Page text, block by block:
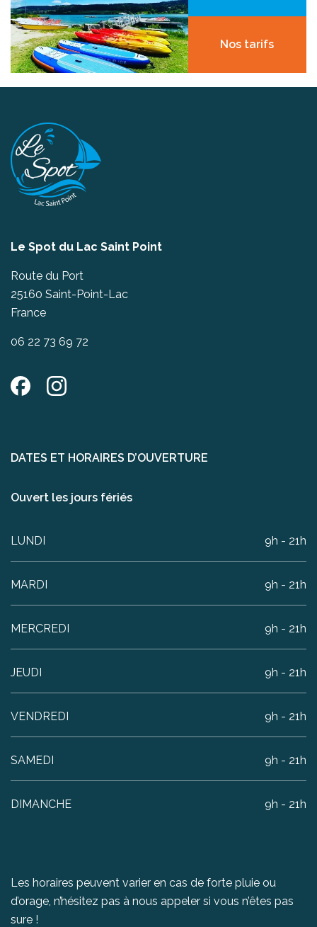
Nos tarifs
Le Spot du Lac Saint Point
Route du Port
25160 Saint-Point-Lac
France
06 22 73 69 72
DATES ET HORAIRES D’OUVERTURE
Ouvert les jours fériés
LUNDI 9h - 21h
MARDI 9h - 21h
MERCREDI 9h - 21h
JEUDI 9h - 21h
VENDREDI 9h - 21h
SAMEDI 9h - 21h
DIMANCHE 9h - 21h
Les horaires peuvent varier en cas de forte pluie ou
d’orage, n’hésitez pas à nous appeler si vous n’êtes pas
sure !